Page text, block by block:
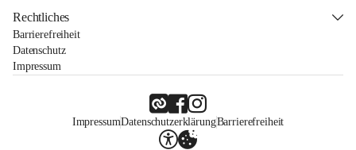
Rechtliches
Barrierefreiheit
Datenschutz
Impressum
ImpressumDatenschutzerklärungBarrierefreiheit